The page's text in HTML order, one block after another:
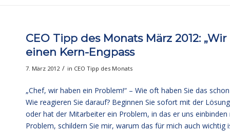
CEO Tipp des Monats März 2012:
einen Kern-Engpass
7. März 2012 / in CEO Tipp des Monats
„Chef, wir haben ein Problem!“ – Wie oft haben Sie das
Wie reagieren Sie darauf? Beginnen Sie sofort mit der
oder hat der Mitarbeiter ein Problem, in das er uns
Problem, schildern Sie mir, warum das für mich auch wichtig